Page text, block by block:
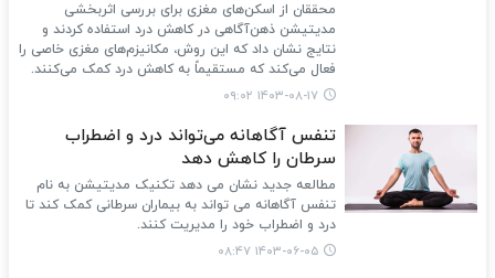
محققان از اسکن‌های مغزی برای بررسی اثربخشی
مدیتیشن ذهن‌آگاهی در کاهش درد استفاده کردند و
نتایج نشان داد که این روش، مکانیزم‌های مغزی خاصی را
فعال می‌کند که مستقیماً به کاهش درد کمک می‌کنند.
۱۴۰۳-۰۸-۱۷ ۰۹:۰۲
تنفس آگاهانه می‌تواند درد و اضطراب
سرطان را کاهش دهد
مطالعه جدید نشان می دهد تکنیک مدیتیشن به نام
تنفس آگاهانه می تواند به بیماران سرطانی کمک کند تا
درد و اضطراب خود را مدیریت کنند.
۱۴۰۳-۰۶-۰۵ ۰۸:۴۷